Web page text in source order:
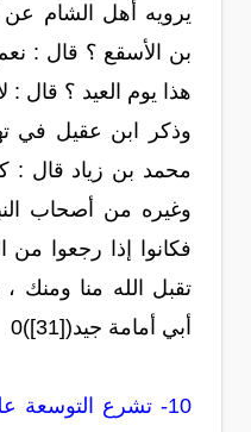
يرويه أهل الشام عن
بن الأسقع ؟ قال :
هذا يوم العيد ؟ قال :
وذكر ابن عقيل في
محمد بن زياد قال :
وغيره من أصحاب
فكانوا إذا رجعوا
تقبل الله منا ومنك
أبي أمامة جيد([31])0
10- تشرع التوسعة